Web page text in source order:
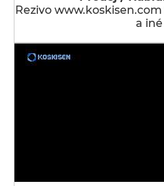
Rezivo
a